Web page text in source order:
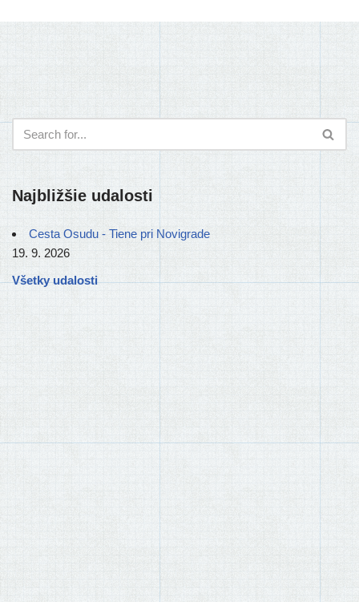
Najbližšie udalosti
Cesta Osudu - Tiene pri Novigrade
19. 9. 2026
Všetky udalosti